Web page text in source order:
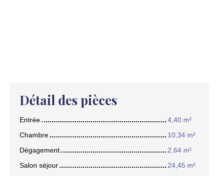
Détail des pièces
Entrée
4,40 m²
Chambre
10,34 m²
Dégagement
2,64 m²
Salon séjour
24,45 m²